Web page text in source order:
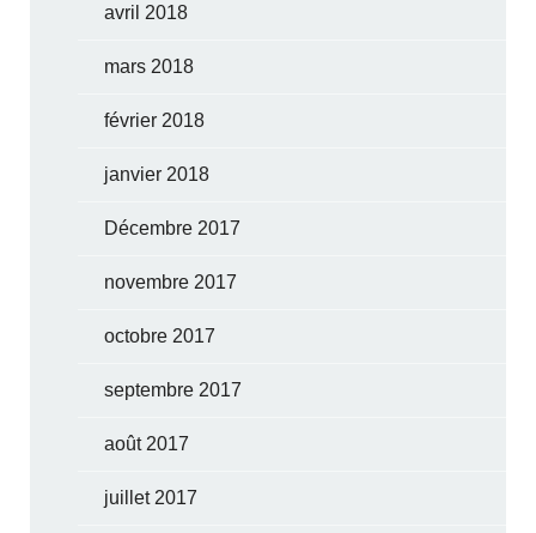
avril 2018
mars 2018
février 2018
janvier 2018
Décembre 2017
novembre 2017
octobre 2017
septembre 2017
août 2017
juillet 2017